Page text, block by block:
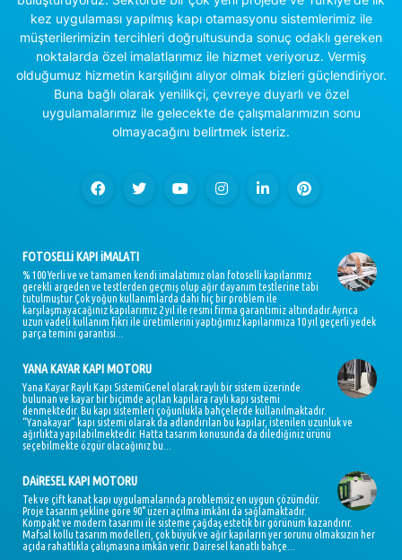
kez uygulaması yapılmış kapı otamasyonu sistemlerimiz ile
müşterilerimizin tercihleri doğrultusunda sonuç odaklı gereken
noktalarda özel imalatlarımız ile hizmet veriyoruz. Vermiş
olduğumuz hizmetin karşılığını alıyor olmak bizleri güçlendiriyor.
Buna bağlı olarak yenilikçi, çevreye duyarlı ve özel
uygulamalarımız ile gelecekte de çalışmalarımızın sonu
olmayacağını belirtmek isteriz.
FOTOSELLi KAPI iMALATI
% 100 Yerli ve ve tamamen kendi imalatımız olan fotoselli kapılarımız
gerekli argeden ve testlerden geçmiş olup ağır dayanım testlerine tabi
tutulmuştur.Çok yoğun kullanımlarda dahi hiç bir problem ile
karşılaşmayacağınız kapılarımız 2 yıl ile resmi firma garantimiz altındadır.Ayrıca
uzun vadeli kullanım fikri ile üretimlerini yaptığımız kapılarımıza 10 yıl geçerli yedek
parça temini garantisi...
YANA KAYAR KAPI MOTORU
Yana Kayar Raylı Kapı SistemiGenel olarak raylı bir sistem üzerinde
bulunan ve kayar bir biçimde açılan kapılara raylı kapı sistemi
denmektedir. Bu kapı sistemleri çoğunlukla bahçelerde kullanılmaktadır.
“Yanakayar” kapı sistemi olarak da adlandırılan bu kapılar, istenilen uzunluk ve
ağırlıkta yapılabilmektedir. Hatta tasarım konusunda da dilediğiniz ürünü
seçebilmekte özgür olacağınız bu...
DAiRESEL KAPI MOTORU
Tek ve çift kanat kapı uygulamalarında problemsiz en uygun çözümdür.
Proje tasarım şekline göre 90° üzeri açılma imkânı da sağlamaktadır.
Kompakt ve modern tasarımı ile sisteme çağdaş estetik bir görünüm kazandırır.
Mafsal kollu tasarım modelleri, çok büyük ve ağır kapıların yer sorunu olmaksızın her
açıda rahatlıkla çalışmasına imkân verir. Dairesel kanatlı bahçe...